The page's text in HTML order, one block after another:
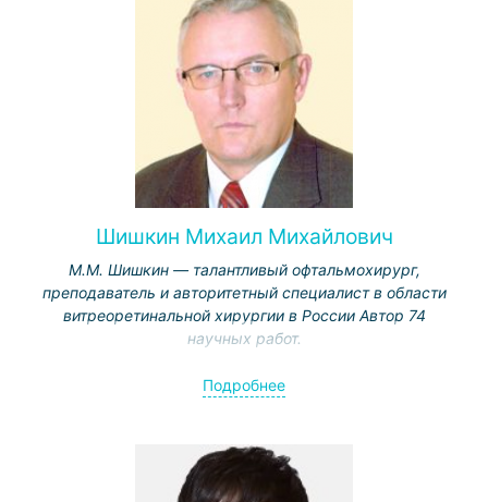
посвященных теории и практике офтальмологии.
Лауреат пяти престижных премий за научные
достижения в своей области.
Шишкин Михаил Михайлович
М.М. Шишкин — талантливый офтальмохирург,
преподаватель и авторитетный специалист в области
витреоретинальной хирургии в России Автор 74
научных работ.
Окончил Военно-медицинский факультет при Томском
медицинском институте. С 1976 по 1978 год работал
1978–1980 — ординатура по офтальмологии при
Военно-медицинской академии.
Подробнее